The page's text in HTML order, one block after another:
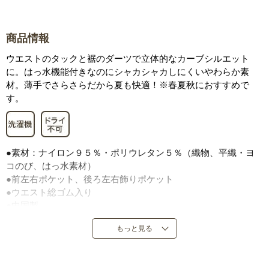
商品情報
ウエストのタックと裾のダーツで立体的なカーブシルエット
に。はっ水機能付きなのにシャカシャカしにくいやわらか素
材。薄手でさらさらだから夏も快適！※春夏秋におすすめで
す。
●素材：ナイロン９５％・ポリウレタン５％（織物、平織・ヨ
コのび、はっ水素材）
●前左右ポケット、後ろ左右飾りポケット
●ウエスト総ゴム入り
もっと見る